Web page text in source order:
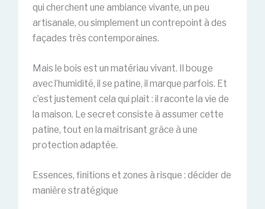
qui cherchent une ambiance vivante, un peu
artisanale, ou simplement un contrepoint à des
façades très contemporaines.
Mais le bois est un matériau vivant. Il bouge
avec l’humidité, il se patine, il marque parfois. Et
c’est justement cela qui plaît : il raconte la vie de
la maison. Le secret consiste à assumer cette
patine, tout en la maîtrisant grâce à une
protection adaptée.
Essences, finitions et zones à risque : décider de
manière stratégique